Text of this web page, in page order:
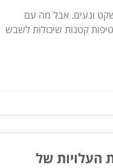
ונעים. אבל מה עם
טיפות קטנות שיכולות לשבש
העלויות של